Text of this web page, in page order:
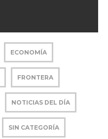
ECONOMÍA
FRONTERA
NOTICIAS DEL DÍA
SIN CATEGORÍA